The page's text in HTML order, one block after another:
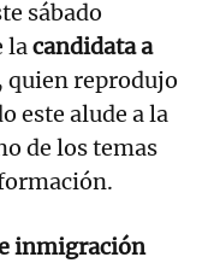
sábado
lacandidata a
quien reprodujo
este alude a la
de los temas
inmigración